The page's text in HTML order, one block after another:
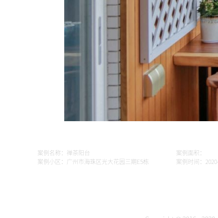
案例名称：禅茶阳台
案例小区：广州市海珠区光大花园三期E5栋
案例面积：
案例时间：